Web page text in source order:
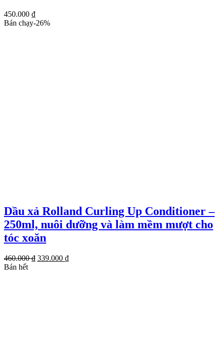
450.000 ₫
Bán chạy-26%
Dầu xả Rolland Curling Up Conditioner –
250ml, nuôi dưỡng và làm mềm mượt cho
tóc xoăn
460.000₫ Giá
339.000 ₫Giá
Bán hết